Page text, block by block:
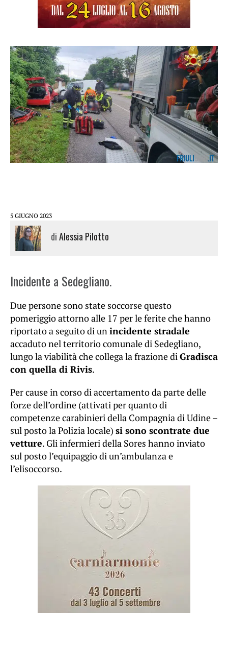
5 GIUGNO 2023
diAlessia Pilotto
Incidente a Sedegliano.
Due persone sono state soccorse questo
pomeriggio attorno alle 17 per le ferite che hanno
riportato a seguito di unincidente stradale
accaduto nel territorio comunale di Sedegliano,
lungo la viabilità che collega la frazione diGradisca
con quella di Rivis.
Per cause in corso di accertamento da parte delle
forze dell’ordine (attivati per quanto di
competenze carabinieri della Compagnia di Udine –
sul posto la Polizia locale) si sono scontrate due
vetture. Gli infermieri della Sores hanno inviato
sul posto l’equipaggio di un’ambulanza e
l’elisoccorso.